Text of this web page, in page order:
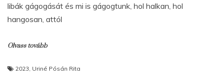
libák gágogását és mi is gágogtunk, hol halkan, hol
hangosan, attól
Olvass tovább
2023, Uriné Pósán Rita